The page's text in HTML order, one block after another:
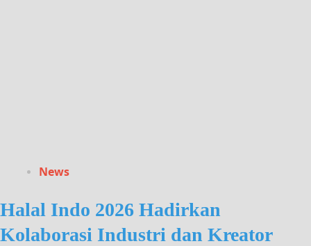
News
Halal Indo 2026 Hadirkan
Kolaborasi Industri dan Kreator